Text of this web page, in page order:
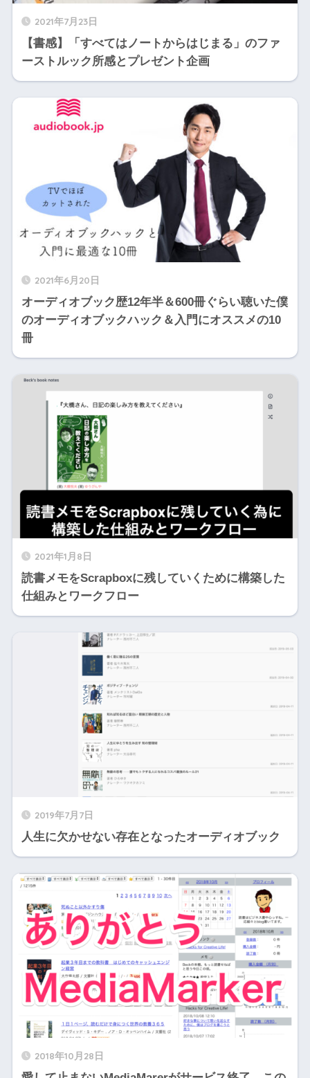
2021年7月23日
【書感】「すべてはノートからはじまる」のファ
ーストルック所感とプレゼント企画
2021年6月20日
オーディオブック歴12年半＆600冊ぐらい聴いた僕
のオーディオブックハック＆入門にオススメの10
冊
2021年1月8日
読書メモをScrapboxに残していくために構築した
仕組みとワークフロー
2019年7月7日
人生に欠かせない存在となったオーディオブック
2018年10月28日